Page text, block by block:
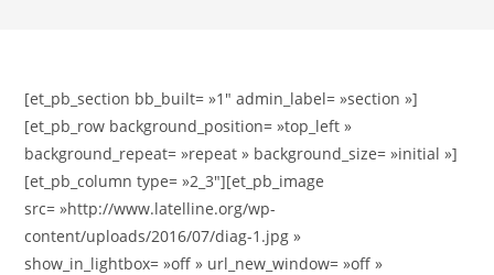
[et_pb_section bb_built= »1″ admin_label= »section »]
[et_pb_row background_position= »top_left »
background_repeat= »repeat » background_size= »initial »]
[et_pb_column type= »2_3″][et_pb_image
src= »http://www.latelline.org/wp-
content/uploads/2016/07/diag-1.jpg »
show_in_lightbox= »off » url_new_window= »off »